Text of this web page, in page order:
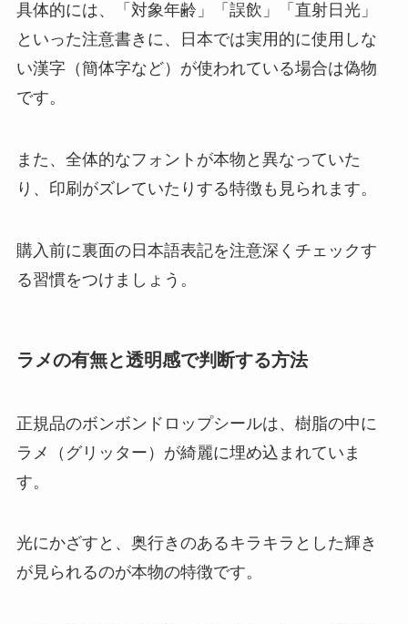
具体的には、「対象年齢」「誤飲」「直射日光」
といった注意書きに、日本では実用的に使用しな
い漢字（簡体字など）が使われている場合は偽物
です。
また、全体的なフォントが本物と異なっていた
り、印刷がズレていたりする特徴も見られます。
購入前に裏面の日本語表記を注意深くチェックす
る習慣をつけましょう。
ラメの有無と透明感で判断する方法
正規品のボンボンドロップシールは、樹脂の中に
ラメ（グリッター）が綺麗に埋め込まれていま
す。
光にかざすと、奥行きのあるキラキラとした輝き
が見られるのが本物の特徴です。